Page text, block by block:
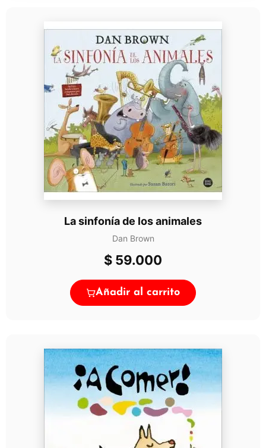
La sinfonía de los animales
Dan Brown
$ 59.000
Añadir al carrito